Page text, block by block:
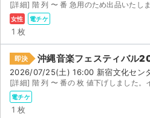
チケットジャム運営会社
チケットジャム利用規約
プライバシーポリシー
特定商取引法に基づく表記
女性 電チケ
1 枚
即決 沖縄音楽フェスティバル
2026/07/25(土) 16:00 新宿文化セン
[詳細] 階 列 〜 番の 枚 値下げしました。
電チケ
1 枚